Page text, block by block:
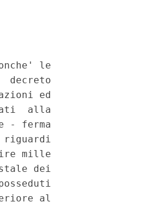
le
ed
alla
- ferma
riguardi
mille
dei
al